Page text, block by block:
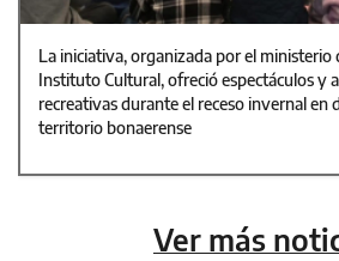
La iniciativa, organizada por el ministerio
Instituto Cultural, ofreció espectáculos y
recreativas durante el receso invernal en
territorio bonaerense
Ver más